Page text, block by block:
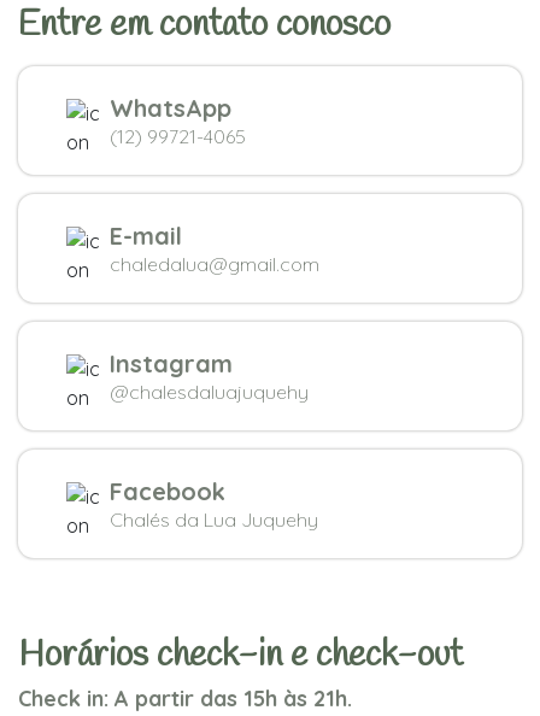
Entre em contato conosco
WhatsApp
(12) 99721-4065
E-mail
chaledalua@gmail.com
Instagram
@chalesdaluajuquehy
Facebook
Chalés da Lua Juquehy
Horários check-in e check-out
Check in: A partir das 15h às 21h.